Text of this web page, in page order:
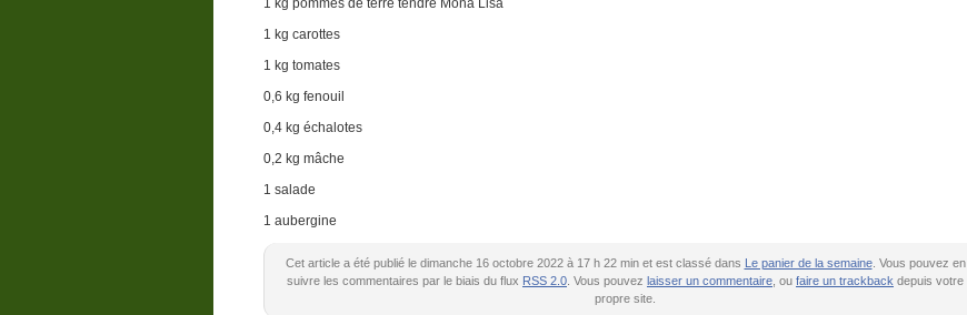
1 kg pommes de terre tendre Mona Lisa
1 kg carottes
1 kg tomates
0,6 kg fenouil
0,4 kg échalotes
0,2 kg mâche
1 salade
1 aubergine
Cet article a été publié le dimanche 16 octobre 2022 à 17 h 22 min et est classé dans Le panier de la semaine. Vous pouvez en
suivre les commentaires par le biais du flux RSS 2.0 . Vous pouvez laisser un commentaire , ou faire un trackback depuis votre
propre site.